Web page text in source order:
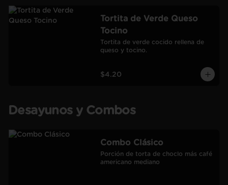
Tortita de Verde Queso
Tocino
Tortita de verde cocido rellena de
queso y tocino.
$4.20
Desayunos y Combos
Combo Clásico
Porción de torta de choclo más café
americano mediano